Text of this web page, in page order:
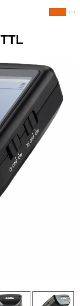
( 1 )